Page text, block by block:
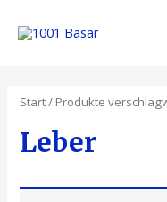
Inhalt
Start/ Produkte
Leber